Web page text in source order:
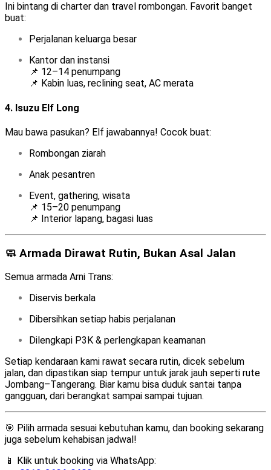
Ini bintang di charter dan travel rombongan. Favorit banget
buat:
Perjalanan keluarga besar
Kantor dan instansi
📌 12–14 penumpang
📌 Kabin luas, reclining seat, AC merata
4. Isuzu Elf Long
Mau bawa pasukan? Elf jawabannya! Cocok buat:
Rombongan ziarah
Anak pesantren
Event, gathering, wisata
📌 15–20 penumpang
📌 Interior lapang, bagasi luas
🧼 Armada Dirawat Rutin, Bukan Asal Jalan
Semua armada Arni Trans:
Diservis berkala
Dibersihkan setiap habis perjalanan
Dilengkapi P3K & perlengkapan keamanan
Setiap kendaraan kami rawat secara rutin, dicek sebelum
jalan, dan dipastikan siap tempur untuk jarak jauh seperti rute
Jombang–Tangerang. Biar kamu bisa duduk santai tanpa
gangguan, dari berangkat sampai sampai tujuan.
🎯 Pilih armada sesuai kebutuhan kamu, dan booking sekarang
juga sebelum kehabisan jadwal!
📱 Klik untuk booking via WhatsApp: